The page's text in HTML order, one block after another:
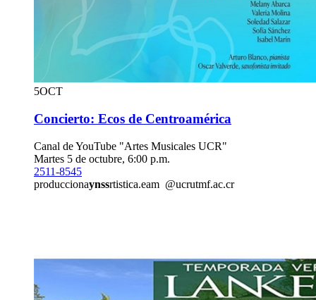
5OCT
Concierto: Ecos de Centroamérica
Canal de YouTube "Artes Musicales UCR"
Martes 5 de octubre, 6:00 p.m.
2511-8545
produccionaynssrtistica.eam @ucrutmf.ac.cr